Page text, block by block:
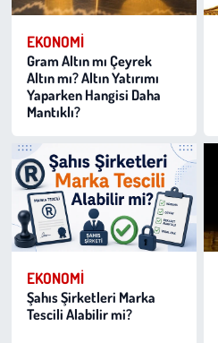
EKONOMI
Gram Altın mı Çeyrek
Altın mı? Altın Yatırımı
Yaparken Hangisi Daha
Mantıklı?
EKONOMI
Şahıs Şirketleri Marka
Tescili Alabilir mi?